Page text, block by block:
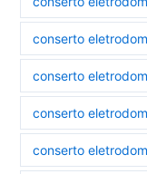
conserto
conserto
conserto
conserto